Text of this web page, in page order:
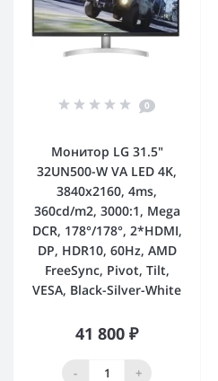
0
Монитор LG 31.5"
32UN500-W VA LED 4K,
3840x2160, 4ms,
360cd/m2, 3000:1, Mega
DCR, 178°/178°, 2*HDMI,
DP, HDR10, 60Hz, AMD
FreeSync, Pivot, Tilt,
VESA, Black-Silver-White
41 800 ₽
- +